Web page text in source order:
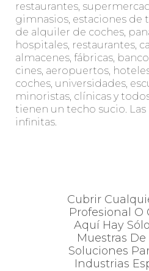
restaurantes,
gimnasios, estaciones de
de alquiler de coches,
hospitales, restaurantes,
almacenes, fábricas,
cines, aeropuertos,
coches, universidades,
minoristas, clínicas y
tienen un techo sucio.
infinitas.
Cubrir
Profesional O
Aquí Hay
Muestras
Soluciones
Industrias